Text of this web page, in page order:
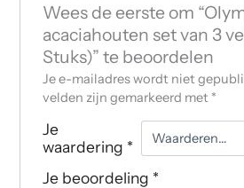
Wees de eerste om
acaciahouten set van 3
Stuks)” te beoordelen
Je e-mailadres wordt niet
velden zijn gemarkeerd met *
Je
waardering *
Je beoordeling *